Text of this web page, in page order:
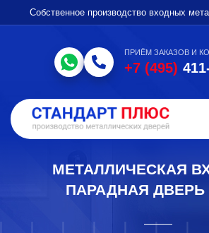
Собственное производство входных
ПРИЁМ ЗАКАЗОВ И
+7 (495)
МЕТАЛЛИЧЕСКАЯ
ПАРАДНАЯ ДВЕРЬ